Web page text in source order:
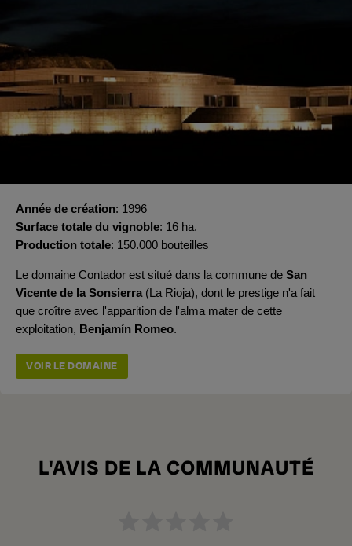
Année de création 1996
Surface totale du vignoble 16 ha.
Production totale 150.000 bouteilles
Le domaine Contador est situé dans la commune de San
Vicente de la Sonsierra (La Rioja), dont le prestige n'a fait
que croître avec l'apparition de l'alma mater de cette
exploitation, Benjamín Romeo.
VOIR LE DOMAINE
L'AVIS DE LA COMMUNAUTÉ